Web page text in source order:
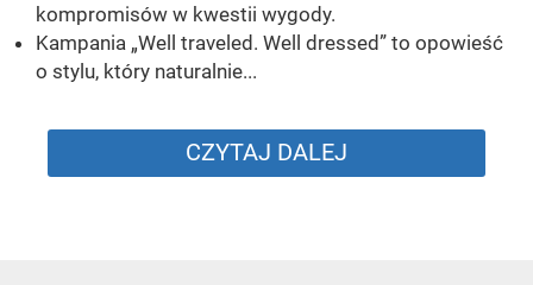
kompromisów w kwestii wygody.
Kampania „Well traveled. Well dressed” to opowieść
o stylu, który naturalnie...
CZYTAJ DALEJ